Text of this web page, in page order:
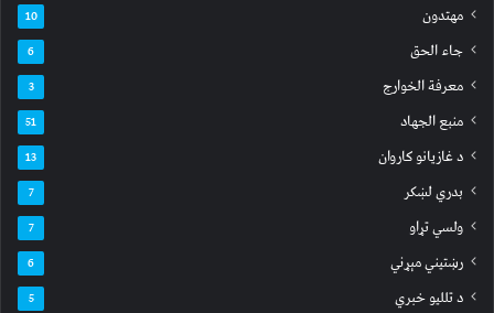
مهتدون 10
جاء الحق 6
معرفة الخوارج 3
منبع الجهاد 51
د غازیانو کاروان 13
بدري لښکر 7
ولسي تړاو 7
رښتیني مېړني 6
د تللیو خبري 5